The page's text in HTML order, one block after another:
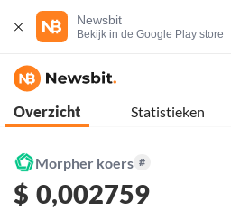
Newsbit
Bekijk in de Google Play store
Overzicht Statistieken
Morpher koers #
$ 0,002759